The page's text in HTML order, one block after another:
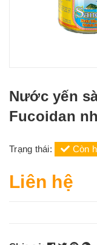
Nước yến
Fucoidan
Trạng thái: Còn
Liên hệ